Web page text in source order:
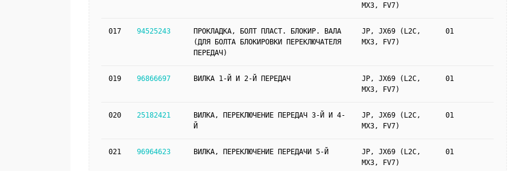
MX3, FV7)
017 94525243
ПРОКЛАДКА, БОЛТ ПЛАСТ. БЛОКИР. ВАЛА
(ДЛЯ БОЛТА БЛОКИРОВКИ ПЕРЕКЛЮЧАТЕЛЯ
ПЕРЕДАЧ)
JP, JX69 (L2C,
MX3, FV7)
01
019 96866697 ВИЛКА 1-Й И 2-Й ПЕРЕДАЧ
JP, JX69 (L2C,
MX3, FV7)
01
020 25182421
ВИЛКА, ПЕРЕКЛЮЧЕНИЕ ПЕРЕДАЧ 3-Й И 4-
Й
JP, JX69 (L2C,
MX3, FV7)
01
021 96964623 ВИЛКА, ПЕРЕКЛЮЧЕНИЕ ПЕРЕДАЧИ 5-Й
JP, JX69 (L2C,
MX3, FV7)
01